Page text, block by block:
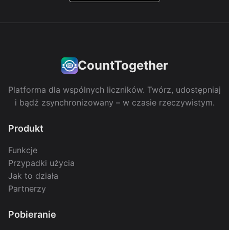
CountTogether
Platforma dla wspólnych liczników. Twórz, udostępniaj
i bądź zsynchronizowany – w czasie rzeczywistym.
Produkt
Funkcje
Przypadki użycia
Jak to działa
Partnerzy
Pobieranie